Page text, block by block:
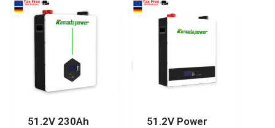
51.2V 230Ah
51.2V Power